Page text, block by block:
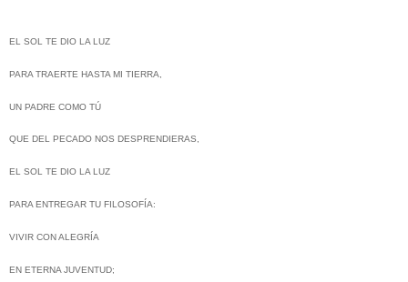
EL SOL TE DIO LA LUZ
PARA TRAERTE HASTA MI TIERRA,
UN PADRE COMO TÚ
QUE DEL PECADO NOS DESPRENDIERAS,
EL SOL TE DIO LA LUZ
PARA ENTREGAR TU FILOSOFÍA:
VIVIR CON ALEGRÍA
EN ETERNA JUVENTUD;